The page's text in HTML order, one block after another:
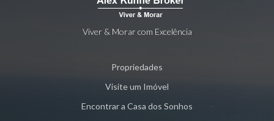
Viver & Morar com Excelência
Propriedades
Visite um Imóvel
Encontrar a Casa dos Sonhos